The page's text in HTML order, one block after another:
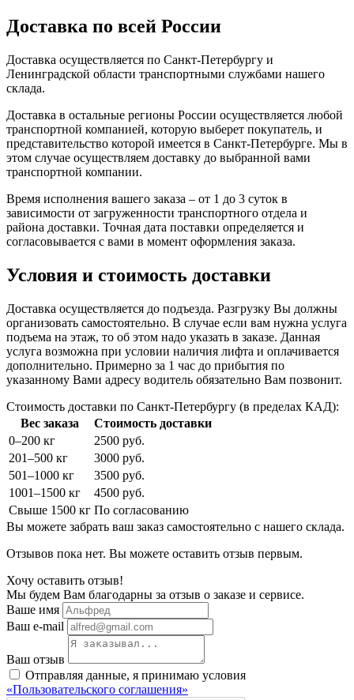
Доставка по всей России
Доставка осуществляется по Санкт-Петербургу и
Ленинградской области транспортными службами нашего
склада.
Доставка в остальные регионы России осуществляется любой
транспортной компанией, которую выберет покупатель, и
представительство которой имеется в Санкт-Петербурге. Мы в
этом случае осуществляем доставку до выбранной вами
транспортной компании.
Время исполнения вашего заказа – от 1 до 3 суток в
зависимости от загруженности транспортного отдела и
района доставки. Точная дата поставки определяется и
согласовывается с вами в момент оформления заказа.
Условия и стоимость доставки
Доставка осуществляется до подъезда. Разгрузку Вы должны
организовать самостоятельно. В случае если вам нужна услуга
подъема на этаж, то об этом надо указать в заказе. Данная
услуга возможна при условии наличия лифта и оплачивается
дополнительно. Примерно за 1 час до прибытия по
указанному Вами адресу водитель обязательно Вам позвонит.
Стоимость доставки по Санкт-Петербургу (в пределах КАД):
Вес заказа
Стоимость доставки
0–200 кг
2500 руб.
201–500 кг
3000 руб.
501–1000 кг
3500 руб.
1001–1500 кг
4500 руб.
Свыше 1500 кг По согласованию
Вы можете забрать ваш заказ самостоятельно с нашего склада.
Отзывов пока нет. Вы можете оставить отзыв первым.
Хочу оставить отзыв!
Мы будем Вам благодарны за отзыв о заказе и сервисе.
Ваше имя
Ваш e-mail
Ваш отзыв
Отправляя данные, я принимаю условия
«Пользовательского соглашения»